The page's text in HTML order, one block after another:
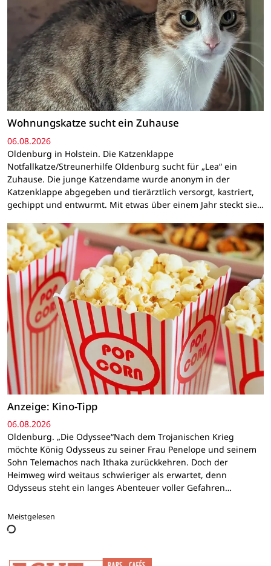
Wohnungskatze sucht ein Zuhause
06.08.2026
Oldenburg in Holstein. Die Katzenklappe
Notfallkatze/Streunerhilfe Oldenburg sucht für „Lea“ ein
Zuhause. Die junge Katzendame wurde anonym in der
Katzenklappe abgegeben und tierärztlich versorgt, kastriert,
gechippt und entwurmt. Mit etwas über einem Jahr steckt sie…
Anzeige: Kino-Tipp
06.08.2026
Oldenburg. „Die Odyssee“Nach dem Trojanischen Krieg
möchte König Odysseus zu seiner Frau Penelope und seinem
Sohn Telemachos nach Ithaka zurückkehren. Doch der
Heimweg wird weitaus schwieriger als erwartet, denn
Odysseus steht ein langes Abenteuer voller Gefahren…
Meistgelesen